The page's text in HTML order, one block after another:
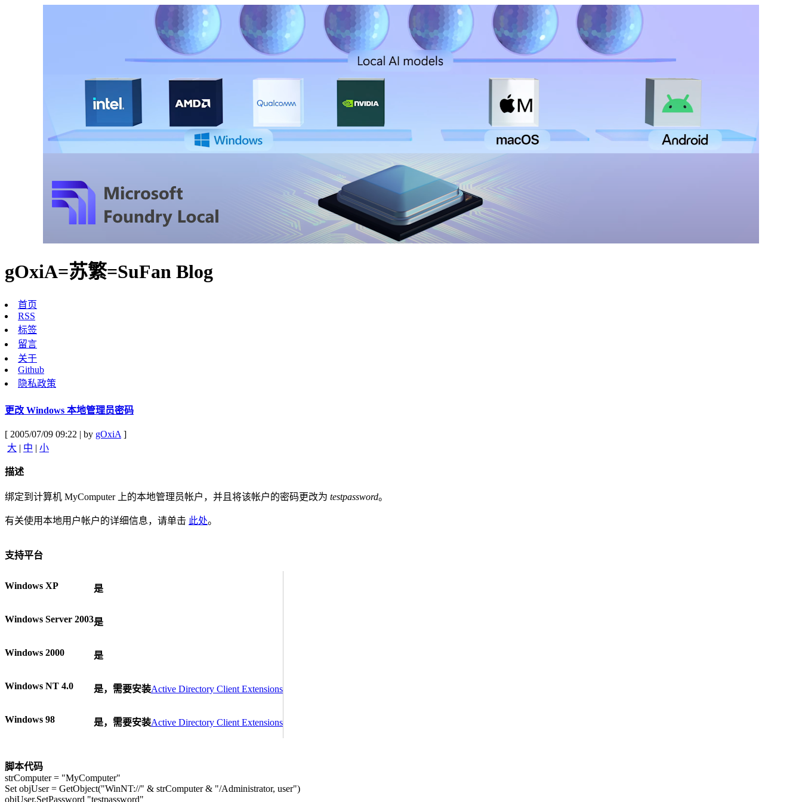
gOxiA=苏繁=SuFan Blog
首页
RSS
标签
留言
关于
Github
隐私政策
更改 Windows 本地管理员密码
[ 2005/07/09 09:22 | by gOxiA]
大 | 中 | 小
描述
绑定到计算机 MyComputer 上的本地管理员帐户，并且将该帐户的密码更改为 testpassword。
有关使用本地用户帐户的详细信息，请单击 此处。
支持平台
Windows XP 是
Windows Server 2003是
Windows 2000 是
Windows NT 4.0 是，需要安装Active Directory Client Extensions
Windows 98 是，需要安装Active Directory Client Extensions
脚本代码
strComputer = "MyComputer"
Set objUser = GetObject("WinNT://" & strComputer & "/Administrator, user")
objUser.SetPassword "testpassword"